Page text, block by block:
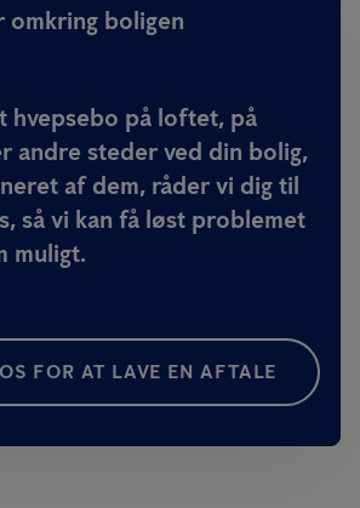
omkring boligen
hvepsebo på loftet, på
andre steder ved din bolig,
af dem, råder vi dig til
så vi kan få løst problemet
muligt.
FOR AT LAVE EN AFTALE